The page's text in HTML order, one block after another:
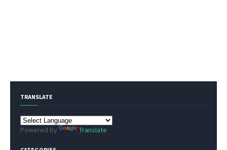
TRANSLATE
Powered by Translate